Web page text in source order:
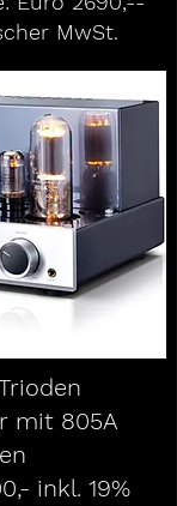
MwSt.
mit 805A
inkl. 19%